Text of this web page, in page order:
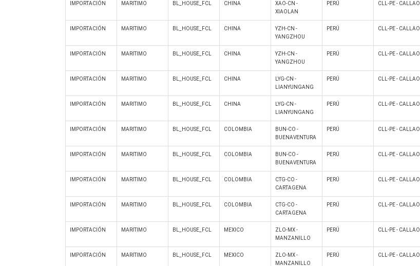
IMPORTACIÓN MARITIMO BL_HOUSE_FCL CHINA
XAO-CN -
XIAOLAN
PERÚ CLL-PE - CALLAO
IMPORTACIÓN MARITIMO BL_HOUSE_FCL CHINA
YZH-CN -
YANGZHOU
PERÚ CLL-PE - CALLAO
IMPORTACIÓN MARITIMO BL_HOUSE_FCL CHINA
YZH-CN -
YANGZHOU
PERÚ CLL-PE - CALLAO
IMPORTACIÓN MARITIMO BL_HOUSE_FCL CHINA
LYG-CN -
LIANYUNGANG
PERÚ CLL-PE - CALLAO
IMPORTACIÓN MARITIMO BL_HOUSE_FCL CHINA
LYG-CN -
LIANYUNGANG
PERÚ CLL-PE - CALLAO
IMPORTACIÓN MARITIMO BL_HOUSE_FCL COLOMBIA
BUN-CO -
BUENAVENTURA
PERÚ CLL-PE - CALLAO
IMPORTACIÓN MARITIMO BL_HOUSE_FCL COLOMBIA
BUN-CO -
BUENAVENTURA
PERÚ CLL-PE - CALLAO
IMPORTACIÓN MARITIMO BL_HOUSE_FCL COLOMBIA
CTG-CO -
CARTAGENA
PERÚ CLL-PE - CALLAO
IMPORTACIÓN MARITIMO BL_HOUSE_FCL COLOMBIA
CTG-CO -
CARTAGENA
PERÚ CLL-PE - CALLAO
IMPORTACIÓN MARITIMO BL_HOUSE_FCL MEXICO
ZLO-MX -
MANZANILLO
PERÚ CLL-PE - CALLAO
IMPORTACIÓN MARITIMO BL_HOUSE_FCL MEXICO
ZLO-MX -
MANZANILLO
PERÚ CLL-PE - CALLAO